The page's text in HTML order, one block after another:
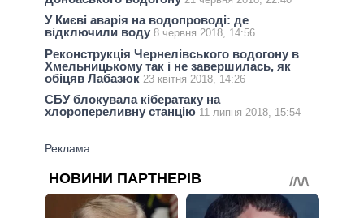
У Києві аварія на водопроводі: де
відключили воду 8 червня 2018, 14:56
Реконструкція Чернелівського водогону в
Хмельницькому так і не завершилась, як
обіцяв Лабазюк 23 квітня 2018, 14:26
СБУ блокувала кібератаку на
хлоропереливну станцію 11 липня 2018, 15:54